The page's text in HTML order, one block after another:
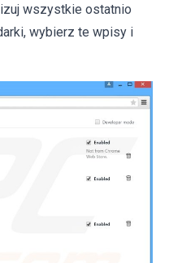
wszystkie ostatnio
wybierz te wpisy i